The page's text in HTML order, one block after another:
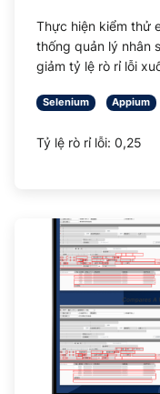
Thực hiện kiểm thử
thống quản lý nhân
giảm tỷ lệ rò rỉ lỗi
Selenium Appium
Tỷ lệ rò rỉ lỗi: 0,25